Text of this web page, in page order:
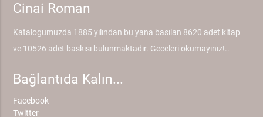
Cinai Roman
Katalogumuzda 1885 yılından bu yana basılan 8620 adet kitap
ve 10526 adet baskısı bulunmaktadır. Geceleri okumayınız!..
Bağlantıda Kalın...
Facebook
Twitter